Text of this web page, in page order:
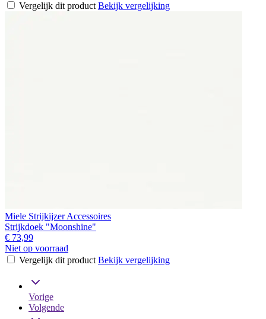
Vergelijk dit product Bekijk vergelijking
Miele Strijkijzer Accessoires
Strijkdoek "Moonshine"
€ 73,99
Niet op voorraad
Vergelijk dit product Bekijk vergelijking
Vorige
Volgende